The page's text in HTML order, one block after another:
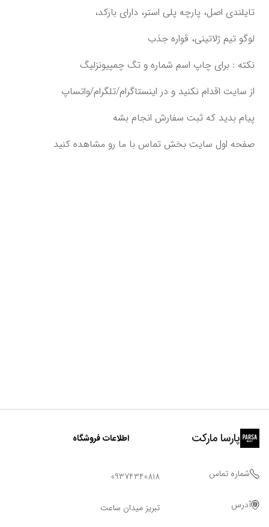
تایلندی اصل،‌ پارچه پلی استر، دارای بارکد،
لوگو تیم ژلاتینی،‌ قواره جذب
پیام بدید که ثبت سفارش انجام بشه‌‌‌
پارسا مارکت اطلاعات فروشگاه
شماره تماس 09374340818
آدرس تبریز میدان ساعت